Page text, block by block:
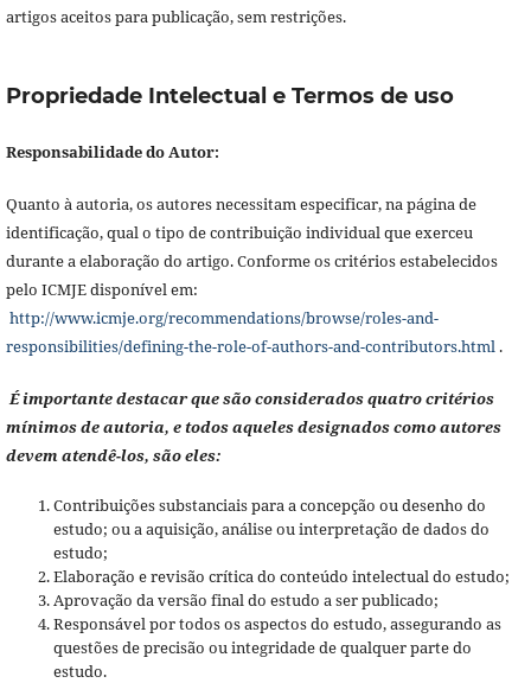
artigos aceitos para publicação, sem restrições.
Propriedade Intelectual e Termos de uso
Responsabilidade do Autor:
Quanto à autoria, os autores necessitam especificar, na página de
identificação, qual o tipo de contribuição individual que exerceu
durante a elaboração do artigo. Conforme os critérios estabelecidos
pelo ICMJE disponível em:
http://www.icmje.org/recommendations/browse/roles-and-
responsibilities/defining-the-role-of-authors-and-contributors.html.
É importante destacar que são considerados quatro critérios
mínimos de autoria, e todos aqueles designados como autores
devem atendê-los, são eles:
Contribuições substanciais para a concepção ou desenho do
estudo; ou a aquisição, análise ou interpretação de dados do
estudo;
Elaboração e revisão crítica do conteúdo intelectual do estudo;
Aprovação da versão final do estudo a ser publicado;
Responsável por todos os aspectos do estudo, assegurando as
questões de precisão ou integridade de qualquer parte do
estudo.